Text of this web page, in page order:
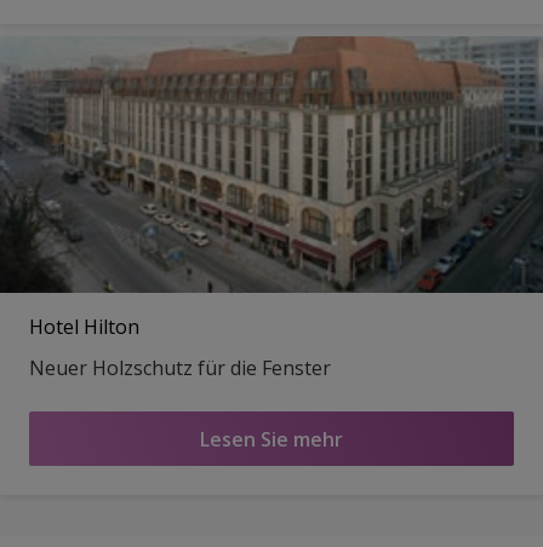
Hotel Hilton
Neuer Holzschutz für die Fenster
Lesen Sie mehr